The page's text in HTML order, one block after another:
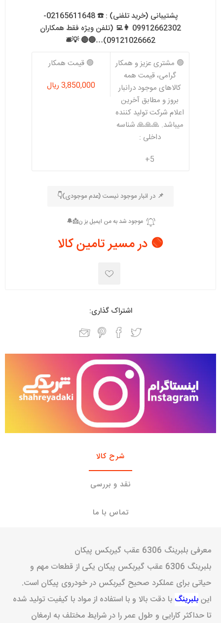
پشتیبانی (خرید تلفنی) : ☎️ 02165611648-
09912662302 👩‍💻 (تلفن ویژه فقط همکاران
09121026662)…🔵🔴 💡🛎️
🟢 مشتری عزیز و همکار
گرامی، قیمت همه
کالاهای موجود درانبار
بروز و مطابق آخرین
اعلام شرکت تولید کننده
میباشد. 🙏🙏🙏 شناسه
داخلی :
5+
🟢 قیمت همکار
3,850,000 ریال
📌 در انبار موجود نیست (عدم موجودی)👇
🟢 در مسیر تامین کالا
اشتراک گذاری:
شرح کالا
نقد و بررسی
تماس با ما
معرفی بلبرینگ 6306 عقب گیربکس پیکان
بلبرینگ 6306 عقب گیربکس پیکان یکی از قطعات مهم و
حیاتی برای عملکرد صحیح گیربکس در خودروی پیکان است.
اینبلبرینگ با دقت بالا و با استفاده از مواد با کیفیت تولید شده
تا حداکثر کارایی و طول عمر را در شرایط مختلف به ارمغان